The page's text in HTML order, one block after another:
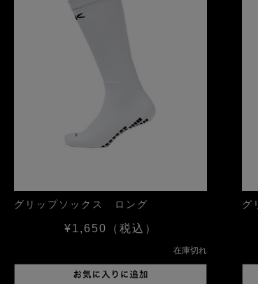
グリップソックス ロング
¥1,650 （税込）
在庫切れ
グ